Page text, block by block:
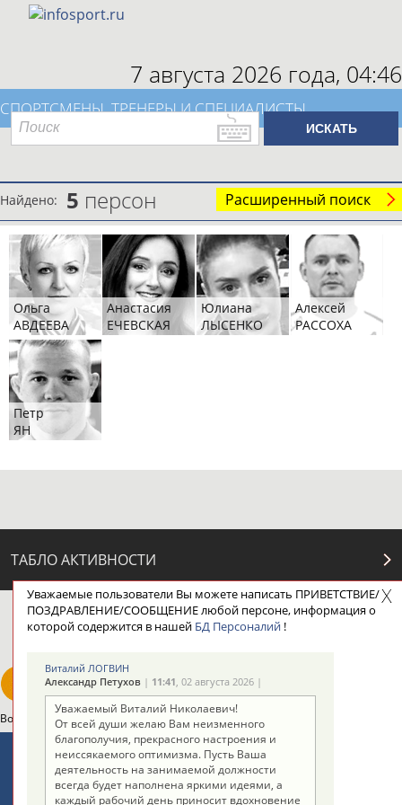
7 августа 2026 года, 04:46
СПОРТСМЕНЫ, ТРЕНЕРЫ И СПЕЦИАЛИСТЫ
Найдено: 5 персон Расширенный поиск
Ольга
АВДЕЕВА
Анастасия
ЕЧЕВСКАЯ
Юлиана
ЛЫСЕНКО
Алексей
РАССОХА
Петр
ЯН
ТАБЛО АКТИВНОСТИ
ЦЕЛИ ПРОЕКТА КОНТАКТЫ НАШИ КНОПКИ РЕКЛАМА
Вопросы сотрудничества и совместной деятельности
Адресов в новостной рассылке: 996
Подпишись
Уважаемые пользователи Вы можете написать ПРИВЕТСТВИЕ/
ПОЗДРАВЛЕНИЕ/СООБЩЕНИЕ любой персоне, информация о
которой содержится в нашей БД Персоналий!
Виталий ЛОГВИН
Александр Петухов| 11:41, 02 августа 2026 |
Уважаемый Виталий Николаевич!
От всей души желаю Вам неизменного
благополучия, прекрасного настроения и
неиссякаемого оптимизма. Пусть Ваша
деятельность на занимаемой должности
всегда будет наполнена яркими идеями, а
каждый рабочий день приносит вдохновение